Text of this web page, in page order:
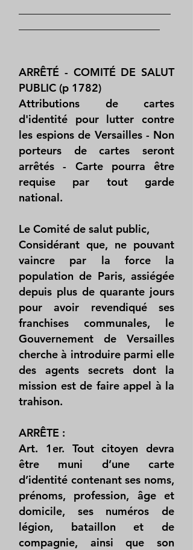
ARRÊTÉ - COMITÉ DE SALUT
PUBLIC (p 1782)
Attributions de cartes
d'identité pour lutter contre
les espions de Versailles - Non
porteurs de cartes seront
arrêtés - Carte pourra être
requise par tout garde
national.
Le Comité de salut public,
Considérant que, ne pouvant
vaincre par la force la
population de Paris, assiégée
depuis plus de quarante jours
pour avoir revendiqué ses
franchises communales, le
Gouvernement de Versailles
cherche à introduire parmi elle
des agents secrets dont la
mission est de faire appel à la
trahison.
ARRÊTE :
Art. 1er. Tout citoyen devra
être muni d’une carte
d’identité contenant ses noms,
prénoms, profession, âge et
domicile, ses numéros de
légion, bataillon et de
compagnie, ainsi que son